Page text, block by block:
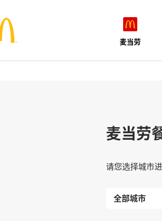
麦当劳
麦当劳
请您选择城市